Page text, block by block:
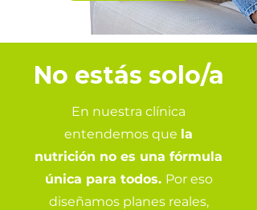
No estás solo/a
En nuestra clínica
entendemos que la
nutrición no es una fórmula
única para todos. Por eso
diseñamos planes reales,